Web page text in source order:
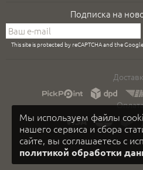
Мы используем файлы
нашего сервиса и сбора
сайте, вы соглашаетесь с
политикой обработки
Подписка на
This site is protected by reCAPTCHA and the Google